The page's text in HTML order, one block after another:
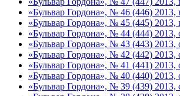
«Бульвар Гордона», № 46 (446) 2013,
«Бульвар Гордона», № 45 (445) 2013,
«Бульвар Гордона», № 44 (444) 2013,
«Бульвар Гордона», № 43 (443) 2013,
«Бульвар Гордона», № 42 (442) 2013,
«Бульвар Гордона», № 41 (441) 2013,
«Бульвар Гордона», № 40 (440) 2013,
«Бульвар Гордона», № 39 (439) 2013,